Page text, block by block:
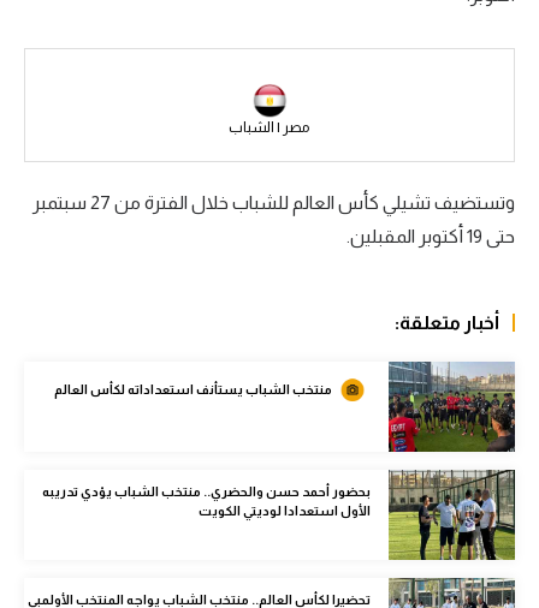
الدوري الإنجليزي
رياضات أخرى
أمم إفريقيا
كرة يد
كرة طائرة
الوطن العربي
في المونديال
رياضة نسائية
مصر | الشباب
وتستضيف تشيلي كأس العالم للشباب خلال الفترة من 27 سبتمبر
حتى 19 أكتوبر المقبلين.
أخبار متعلقة:
منتخب الشباب يستأنف استعداداته لكأس العالم
بحضور أحمد حسن والحضري.. منتخب الشباب يؤدي تدريبه
الأول استعدادا لوديتي الكويت
تحضيرا لكأس العالم.. منتخب الشباب يواجه المنتخب الأولمبي